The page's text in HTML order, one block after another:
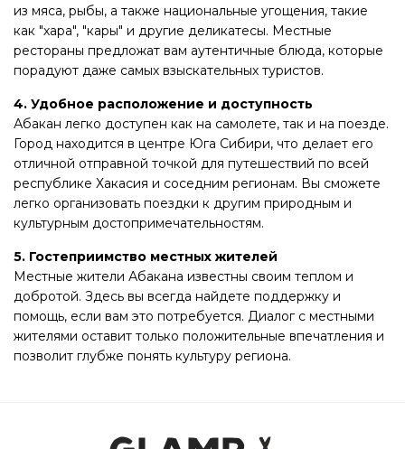
из мяса, рыбы, а также национальные угощения, такие
как "хара", "кары" и другие деликатесы. Местные
рестораны предложат вам аутентичные блюда, которые
порадуют даже самых взыскательных туристов.
4. Удобное расположение и доступность
Абакан легко доступен как на самолете, так и на поезде.
Город находится в центре Юга Сибири, что делает его
отличной отправной точкой для путешествий по всей
республике Хакасия и соседним регионам. Вы сможете
легко организовать поездки к другим природным и
культурным достопримечательностям.
5. Гостеприимство местных жителей
Местные жители Абакана известны своим теплом и
добротой. Здесь вы всегда найдете поддержку и
помощь, если вам это потребуется. Диалог с местными
жителями оставит только положительные впечатления и
позволит глубже понять культуру региона.